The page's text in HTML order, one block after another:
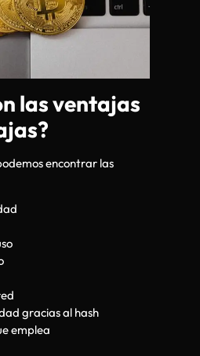
las ventajas
encontrar las
gracias al hash
emplea